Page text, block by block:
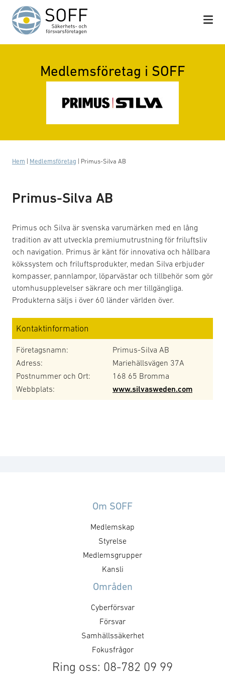
Hoppa till innehåll
Medlemsföretag i SOFF
Hem Medlemsföretag Primus-Silva AB
Primus-Silva AB
Primus och Silva är svenska varumärken med en lång
tradition av att utveckla premiumutrustning för friluftsliv
och navigation. Primus är känt för innovativa och hållbara
kökssystem och friluftsprodukter, medan Silva erbjuder
kompasser, pannlampor, löparvästar och tillbehör som gör
utomhusupplevelser säkrare och mer tillgängliga.
Produkterna säljs i över 60 länder världen över.
Kontaktinformation
Företagsnamn:
Primus-Silva AB
Adress:
Mariehällsvägen 37A
Postnummer och Ort:
168 65 Bromma
Webbplats:
www.silvasweden.com
Om SOFF
Medlemskap
Styrelse
Medlemsgrupper
Kansli
Områden
Cyberförsvar
Försvar
Samhällssäkerhet
Fokusfrågor
Ring oss: 08-782 09 99